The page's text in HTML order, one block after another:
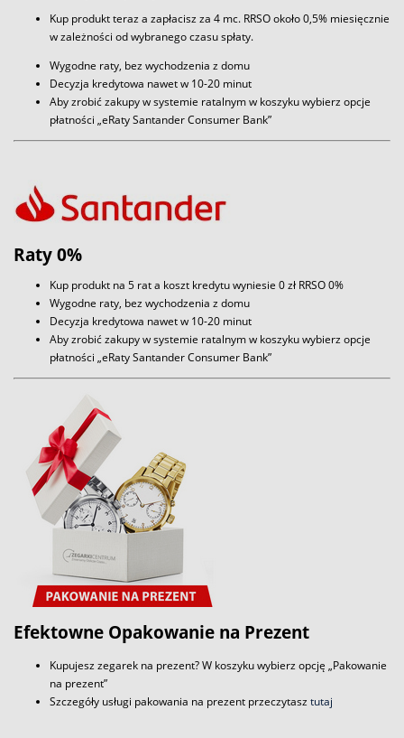
Kup produkt teraz a zapłacisz za 4 mc. RRSO około 0,5% miesięcznie
w zależności od wybranego czasu spłaty.
Wygodne raty, bez wychodzenia z domu
Decyzja kredytowa nawet w 10-20 minut
Aby zrobić zakupy w systemie ratalnym w koszyku wybierz opcje
płatności „eRaty Santander Consumer Bank”
Raty 0%
Kup produkt na 5 rat a koszt kredytu wyniesie 0 zł RRSO 0%
Wygodne raty, bez wychodzenia z domu
Decyzja kredytowa nawet w 10-20 minut
Aby zrobić zakupy w systemie ratalnym w koszyku wybierz opcje
płatności „eRaty Santander Consumer Bank”
Efektowne Opakowanie na Prezent
Kupujesz zegarek na prezent? W koszyku wybierz opcję „Pakowanie
na prezent”
Szczegóły usługi pakowania na prezent przeczytasztutaj